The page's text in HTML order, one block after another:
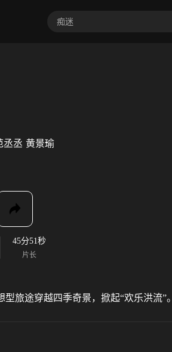
丞丞 黄景瑜
45分51秒
片长
旅途穿越四季奇景，掀起“欢乐洪流”。